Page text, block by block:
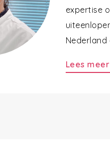
expertise
Nederland
Lees meer